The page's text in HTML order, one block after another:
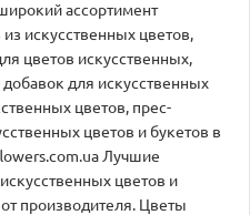
ассортимент
искусственных цветов,
цветов искусственных,
для искусственных
цветов, прес-
цветов и букетов в
Лучшие
цветов и
производителя. Цветы